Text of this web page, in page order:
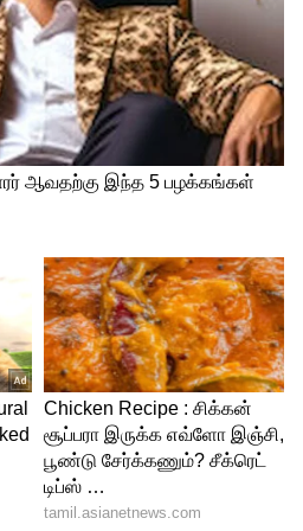
vs Sunrisers Hyderabad,
ராகுல் திரிபாதி, ஹென்ரிச்
ரெட்டி, எய்டன் மார்க்ரம்,
(கேப்டன்), புவனேஷ்வர் குமார்,